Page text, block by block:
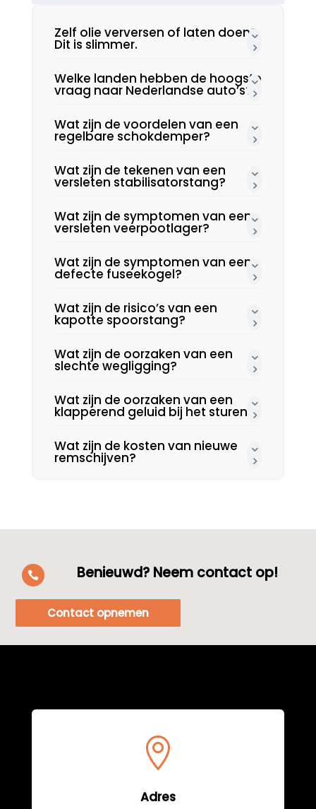
Zelf olie verversen of laten doen?
Dit is slimmer.​
Welke landen hebben de hoogste
vraag naar Nederlandse auto’s?
Wat zijn de voordelen van een
regelbare schokdemper?
Wat zijn de tekenen van een
versleten stabilisatorstang?
Wat zijn de symptomen van een
versleten veerpootlager?
Wat zijn de symptomen van een
defecte fuseekogel?
Wat zijn de risico’s van een
kapotte spoorstang?
Wat zijn de oorzaken van een
slechte wegligging?
Wat zijn de oorzaken van een
klapperend geluid bij het sturen?
Wat zijn de kosten van nieuwe
remschijven?
 Benieuwd? Neem contact op!
Contact opnemen

Adres